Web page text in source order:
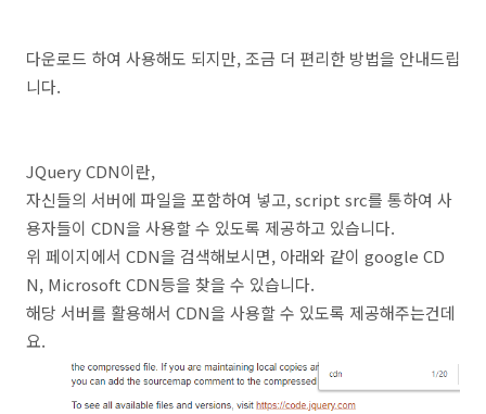
다운로드 하여 사용해도 되지만, 조금 더 편리한 방법을 안내드립
니다.
JQuery CDN이란,
자신들의 서버에 파일을 포함하여 넣고, script src를 통하여 사
용자들이 CDN을 사용할 수 있도록 제공하고 있습니다.
위 페이지에서 CDN을 검색해보시면, 아래와 같이 google CD
N, Microsoft CDN등을 찾을 수 있습니다.
해당 서버를 활용해서 CDN을 사용할 수 있도록 제공해주는건데
요.